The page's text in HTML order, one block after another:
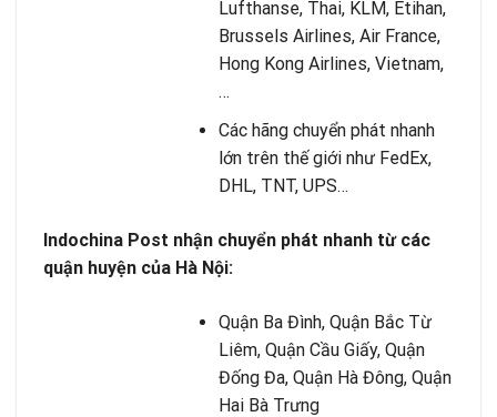
Lufthanse, Thai, KLM, Etihan,
Brussels Airlines, Air France,
Hong Kong Airlines, Vietnam,
…
Các hãng chuyển phát nhanh
lớn trên thế giới như FedEx,
DHL, TNT, UPS…
Indochina Post nhận chuyển phát nhanh từ các
quận huyện của Hà Nội:
Quận Ba Đình, Quận Bắc Từ
Liêm, Quận Cầu Giấy, Quận
Đống Đa, Quận Hà Đông, Quận
Hai Bà Trưng